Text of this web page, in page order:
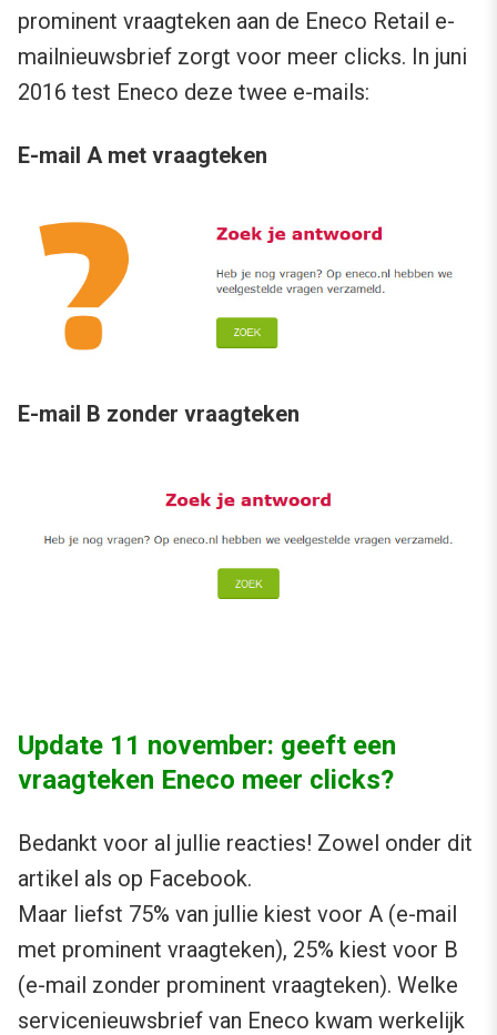
prominent vraagteken aan de Eneco Retail e-
mailnieuwsbrief zorgt voor meer clicks. In juni
2016 test Eneco deze twee e-mails:
E-mail A met vraagteken
E-mail B zonder vraagteken
Update 11 november: geeft een
vraagteken Eneco meer clicks?
Bedankt voor al jullie reacties! Zowel onder dit
artikel als op Facebook.
Maar liefst 75% van jullie kiest voor A (e-mail
met prominent vraagteken), 25% kiest voor B
(e-mail zonder prominent vraagteken). Welke
servicenieuwsbrief van Eneco kwam werkelijk